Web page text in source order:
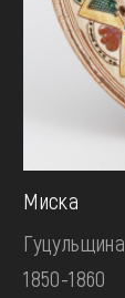
Миска
Гуцульщина
1850-1860